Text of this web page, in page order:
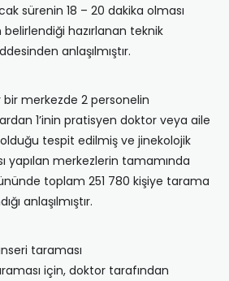
sürenin 18 – 20 dakika olması
hazırlanan teknik
anlaşılmıştır.
merkezde 2 personelin
1’inin pratisyen doktor veya aile
tespit edilmiş ve jinekolojik
yapılan merkezlerin tamamında
toplam 251 780 kişiye tarama
anlaşılmıştır.
taraması
için, doktor tarafından